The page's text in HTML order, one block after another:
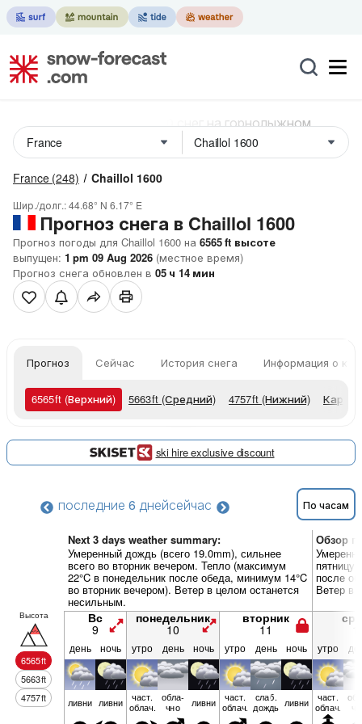
France (248) Chaillol 1600
Шир./долг.:44.68° N 6.17° E
Прогноз снега в Chaillol 1600
Прогноз погоды для Chaillol 1600 на 6565ft высоте
выпущен: 1 pm 09 Aug 2026 (местное время)
Прогноз снега обновлен в 05 ч 14 мин
Прогноз Сейчас История снега Информация о
6565ft (Верхний) 5663ft (Средний) 4757ft (Нижний) Карты
ski hire exclusive discount
последние 6 днейсейчас По часам
Next 3 days weather summary:
Умеренный дождь (всего 19.0mm), сильнее
всего во вторник вечером. Тепло (максимум
22°C в понедельник после обеда, минимум 14°C
во вторник вечером). Ветер в целом останется
несильным.
Обзор
пятницу
после
Ветер в
Высота
6565ft
5663ft
4757ft
Вс
9
понедельник
10
вторник
11
день ночь утро день ночь утро день ночь утро
ливни ливни част.
облач.
обла­
чно ливни част.
облач.
слаб.
дождь ливни част.
облач.